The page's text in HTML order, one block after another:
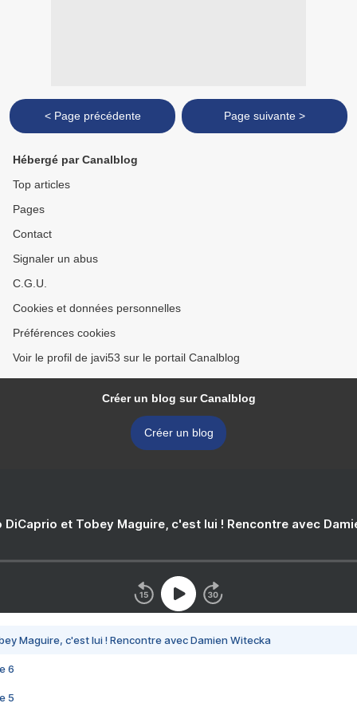
< Page précédente Page suivante >
Hébergé par Canalblog
Top articles
Pages
Contact
Signaler un abus
C.G.U.
Cookies et données personnelles
Préférences cookies
Voir le profil de javi53 sur le portail Canalblog
Créer un blog sur Canalblog
Créer un blog
DiCaprio et Tobey Maguire, c'est lui ! Rencontre avec
Maguire, c'est lui ! Rencontre avec Damien Witecka
6
5